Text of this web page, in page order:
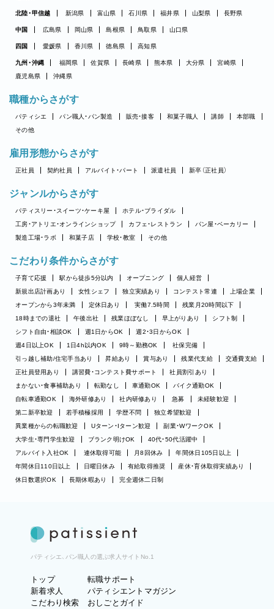
北陸・甲信越 新潟県 富山県 石川県 福井県 山梨県 長野県
中国 広島県 岡山県 島根県 鳥取県 山口県
四国 愛媛県 香川県 徳島県 高知県
九州・沖縄 福岡県 佐賀県 長崎県 熊本県 大分県
宮崎県
鹿児島県
沖縄県
職種からさがす
パティシエ パン職人・パン製造 販売・接客 和菓子職人 講師
本部職
その他
雇用形態からさがす
正社員 契約社員 アルバイト・パート 派遣社員 新卒（正社員）
ジャンルからさがす
パティスリー・スイーツ・ケーキ屋
ホテル・ブライダル
工房・アトリエ・オンラインショップ
カフェ・レストラン
パン屋・ベーカリー
製造工場・ラボ
和菓子店 学校・教室 その他
こだわり条件からさがす
子育て応援 駅から徒歩5分以内 オープニング
個人経営
新規出店計画あり
女性シェフ 独立実績あり コンテスト常連
上場企業
オープンから3年未満
定休日あり 実働7.5時間
残業月20時間以下
18時までの退社
午後出社 残業ほぼなし 早上がりあり
シフト制
シフト自由・相談OK
週1日からOK
週2・3日からOK
週4日以上OK
1日4h以内OK 9時～勤務OK
社保完備
引っ越し補助/住宅手当あり
昇給あり 賞与あり 残業代支給
交通費支給
正社員登用あり
講習費・コンテスト費サポート
社員割引あり
まかない・食事補助あり
転勤なし 車通勤OK
バイク通勤OK
自転車通勤OK
海外研修あり 社内研修あり 急募
未経験歓迎
第二新卒歓迎
若手積極採用 学歴不問
独立希望歓迎
異業種からの転職歓迎
Uターン・Iターン歓迎
副業・WワークOK
大学生・専門学生歓迎
ブランク明けOK
40代・50代活躍中
アルバイト入社OK
連休取得可能 月8回休み
年間休日105日以上
年間休日110日以上
日曜日休み 有給取得推奨
産休・育休取得実績あり
休日数選択OK
長期休暇あり 完全週休二日制
パティシエ、パン職人の選ぶ求人サイトNo.1
トップ
新着求人
こだわり検索
転職サポート
パティシエントマガジン
おしごとガイド